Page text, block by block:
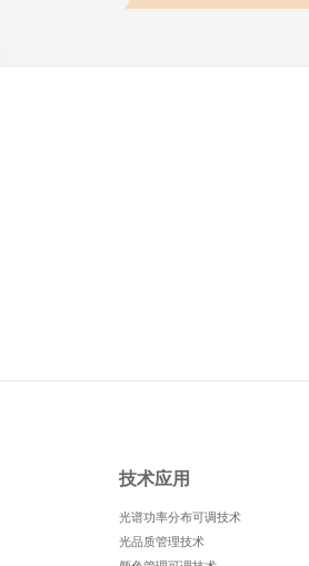
技术应用
光谱功率分布可调技术
光品质管理技术